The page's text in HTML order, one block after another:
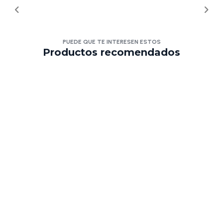
PUEDE QUE TE INTERESEN ESTOS
Productos recomendados